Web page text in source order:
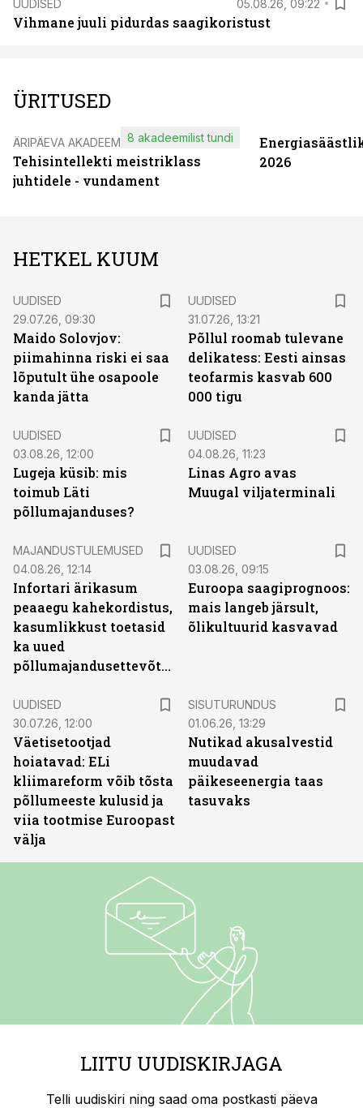
UUDISED 05.08.26, 09:22
Vihmane juuli pidurdas saagikoristust
ÜRITUSED
ÄRIPÄEVA AKADEEMIA
Tehisintellekti meistriklass
juhtidele - vundament
8 akadeemilist tundi
2026
HETKEL KUUM
UUDISED
29.07.26, 09:30
Maido Solovjov:
piimahinna riski ei saa
lõputult ühe osapoole
kanda jätta
UUDISED
31.07.26, 13:21
Põllul roomab tulevane
delikatess: Eesti ainsas
teofarmis kasvab 600
000 tigu
UUDISED
03.08.26, 12:00
Lugeja küsib: mis
toimub Läti
põllumajanduses?
UUDISED
04.08.26, 11:23
Linas Agro avas
Muugal viljaterminali
MAJANDUSTULEMUSED
04.08.26, 12:14
Infortari ärikasum
peaaegu kahekordistus,
kasumlikkust toetasid
ka uued
põllumajandusettevõtted
UUDISED
03.08.26, 09:15
Euroopa saagiprognoos:
mais langeb järsult,
õlikultuurid kasvavad
UUDISED
30.07.26, 12:00
Väetisetootjad
hoiatavad: ELi
kliimareform võib tõsta
põllumeeste kulusid ja
viia tootmise Euroopast
välja
SISUTURUNDUS
01.06.26, 13:29
Nutikad akusalvestid
muudavad
päikeseenergia taas
tasuvaks
LIITU UUDISKIRJAGA
Telli uudiskiri ning saad oma postkasti päeva